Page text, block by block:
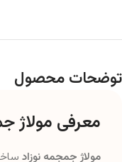
توضحات محصول
معرفی مولاژ
مولاژ جمجمه نوزاد